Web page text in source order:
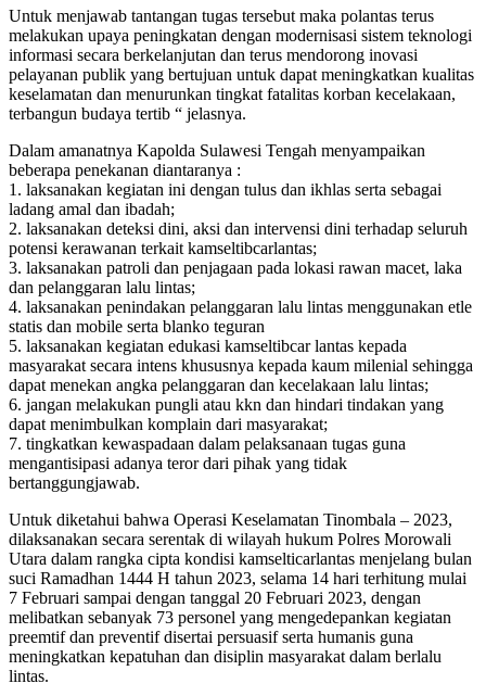
Untuk menjawab tantangan tugas tersebut maka polantas terus
melakukan upaya peningkatan dengan modernisasi sistem teknologi
informasi secara berkelanjutan dan terus mendorong inovasi
pelayanan publik yang bertujuan untuk dapat meningkatkan kualitas
keselamatan dan menurunkan tingkat fatalitas korban kecelakaan,
terbangun budaya tertib “ jelasnya.
Dalam amanatnya Kapolda Sulawesi Tengah menyampaikan
beberapa penekanan diantaranya :
1. laksanakan kegiatan ini dengan tulus dan ikhlas serta sebagai
ladang amal dan ibadah;
2. laksanakan deteksi dini, aksi dan intervensi dini terhadap seluruh
potensi kerawanan terkait kamseltibcarlantas;
3. laksanakan patroli dan penjagaan pada lokasi rawan macet, laka
dan pelanggaran lalu lintas;
4. laksanakan penindakan pelanggaran lalu lintas menggunakan etle
statis dan mobile serta blanko teguran
5. laksanakan kegiatan edukasi kamseltibcar lantas kepada
masyarakat secara intens khususnya kepada kaum milenial sehingga
dapat menekan angka pelanggaran dan kecelakaan lalu lintas;
6. jangan melakukan pungli atau kkn dan hindari tindakan yang
dapat menimbulkan komplain dari masyarakat;
7. tingkatkan kewaspadaan dalam pelaksanaan tugas guna
mengantisipasi adanya teror dari pihak yang tidak
bertanggungjawab.
Untuk diketahui bahwa Operasi Keselamatan Tinombala – 2023,
dilaksanakan secara serentak di wilayah hukum Polres Morowali
Utara dalam rangka cipta kondisi kamselticarlantas menjelang bulan
suci Ramadhan 1444 H tahun 2023, selama 14 hari terhitung mulai
7 Februari sampai dengan tanggal 20 Februari 2023, dengan
melibatkan sebanyak 73 personel yang mengedepankan kegiatan
preemtif dan preventif disertai persuasif serta humanis guna
meningkatkan kepatuhan dan disiplin masyarakat dalam berlalu
lintas.